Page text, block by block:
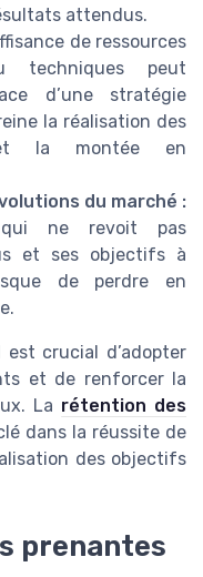
attendus.
de ressources
techniques peut
d’une stratégie
la réalisation des
et la montée en
du marché :
qui ne revoit pas
et ses objectifs à
de perdre en
crucial d’adopter
et de renforcer la
La rétention des
dans la réussite de
des objectifs
prenantes